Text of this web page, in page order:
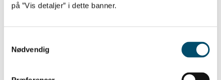
på ”Vis detaljer” i dette banner.
Nødvendig
og unges online-liv på kanten
Ny chance: Kom til webinar om